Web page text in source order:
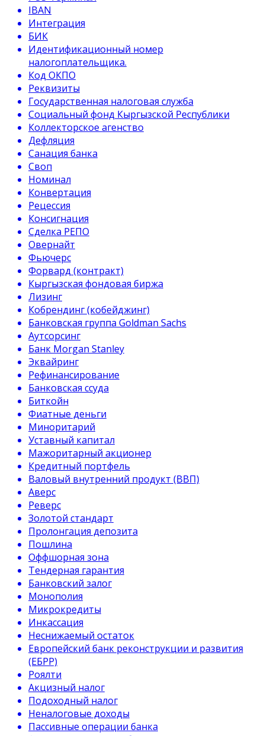
IBAN
Интеграция
БИК
Идентификационный номер
налогоплательщика.
Код ОКПО
Реквизиты
Государственная налоговая служба
Социальный фонд Кыргызской Республики
Коллекторское агенство
Дефляция
Санация банка
Своп
Номинал
Конвертация
Рецессия
Консигнация
Сделка РЕПО
Овернайт
Фьючерс
Форвард (контракт)
Кыргызская фондовая биржа
Лизинг
Кобрендинг (кобейджинг)
Банковская группа Goldman Sachs
Аутсорсинг
Банк Morgan Stanley
Эквайринг
Рефинансирование
Банковская ссуда
Биткойн
Фиатные деньги
Миноритарий
Уставный капитал
Мажоритарный акционер
Кредитный портфель
Валовый внутренний продукт (ВВП)
Аверс
Реверс
Золотой стандарт
Пролонгация депозита
Пошлина
Оффшорная зона
Тендерная гарантия
Банковский залог
Монополия
Микрокредиты
Инкассация
Неснижаемый остаток
Европейский банк реконструкции и развития
(ЕБРР)
Роялти
Акцизный налог
Подоходный налог
Неналоговые доходы
Пассивные операции банка